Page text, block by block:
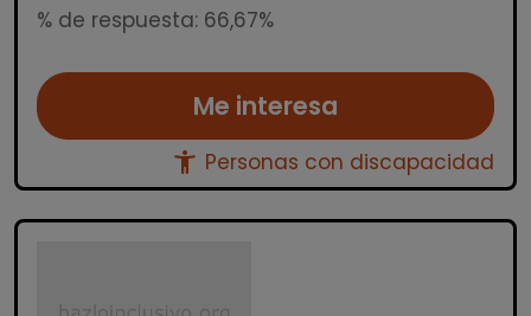
% de respuesta: 66,67%
Me interesa
accessibility_new Personas con discapacidad